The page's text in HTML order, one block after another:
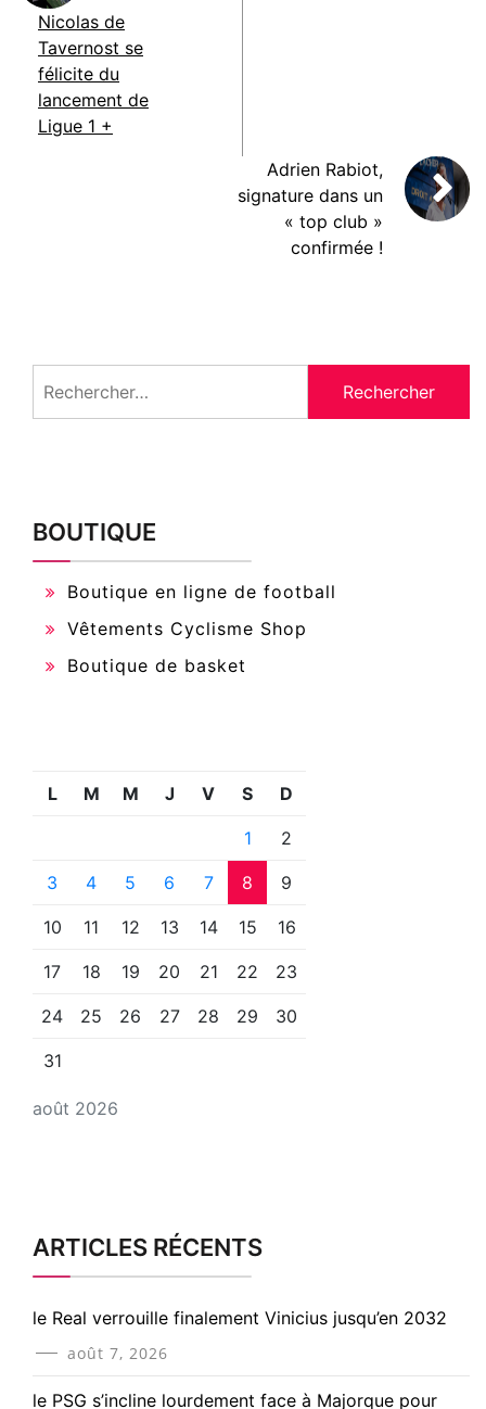
Nicolas de
Tavernost se
félicite du
lancement de
Ligue 1 +
Adrien Rabiot,
signature dans un
« top club »
confirmée !
BOUTIQUE
Boutique en ligne de football
Vêtements Cyclisme Shop
Boutique de basket
août 2026
L M M J V S D
1 2
3 4 5 6 7 8 9
10 11 12 13 14 15 16
17 18 19 20 21 22 23
24 25 26 27 28 29 30
31
ARTICLES RÉCENTS
le Real verrouille finalement Vinicius jusqu’en 2032
août 7, 2026
le PSG s’incline lourdement face à Majorque pour